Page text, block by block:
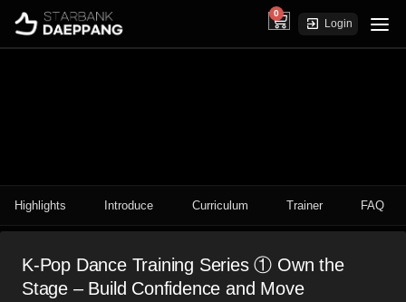
0
cart Login
Highlights Introduce Curriculum Trainer FAQ
K-Pop Dance Training Series ① Own the
Stage – Build Confidence and Move